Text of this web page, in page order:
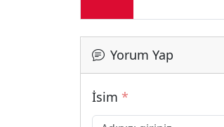
Yorum Yap
İsim *